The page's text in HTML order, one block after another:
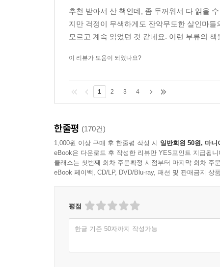
추천 받아서 산 책인데, 좀 두꺼워서 다 읽을
지만 걱정이 무색하게도 잔악무도한 살인마
모르고 계속 읽었던 것 같네요. 이런 부류의
이 리뷰가 도움이 되었나요?
1 2 3 4
한줄평 (170건)
1,000원 이상 구매 후 한줄평 작성 시 일반회원 50원, 마니
eBook은 다운로드 후 작성한 리뷰만 YES포인트 지급됩니
클래스는 첫번째 회차 주문확정 시점부터 마지막 회차 주
eBook 페이백, CD/LP, DVD/Blu-ray, 패션 및 판매금지 상
평점
한글 기준 50자까지 작성가능